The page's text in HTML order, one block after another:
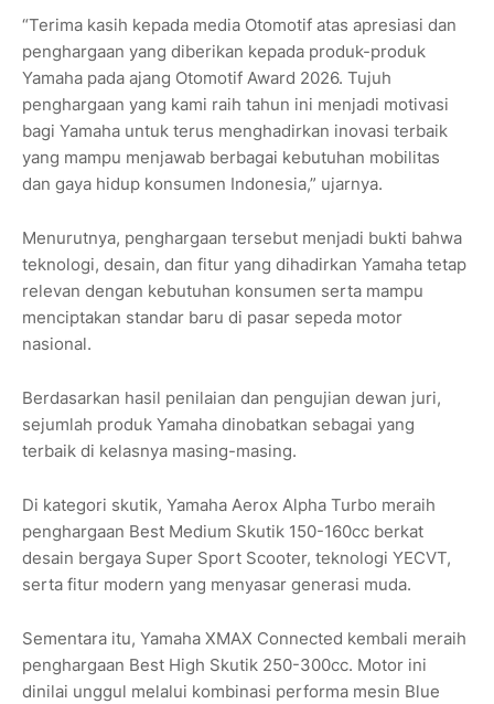
“Terima kasih kepada media Otomotif atas apresiasi dan
penghargaan yang diberikan kepada produk-produk
Yamaha pada ajang Otomotif Award 2026. Tujuh
penghargaan yang kami raih tahun ini menjadi motivasi
bagi Yamaha untuk terus menghadirkan inovasi terbaik
yang mampu menjawab berbagai kebutuhan mobilitas
dan gaya hidup konsumen Indonesia,” ujarnya.
Menurutnya, penghargaan tersebut menjadi bukti bahwa
teknologi, desain, dan fitur yang dihadirkan Yamaha tetap
relevan dengan kebutuhan konsumen serta mampu
menciptakan standar baru di pasar sepeda motor
nasional.
Berdasarkan hasil penilaian dan pengujian dewan juri,
sejumlah produk Yamaha dinobatkan sebagai yang
terbaik di kelasnya masing-masing.
Di kategori skutik, Yamaha Aerox Alpha Turbo meraih
penghargaan Best Medium Skutik 150-160cc berkat
desain bergaya Super Sport Scooter, teknologi YECVT,
serta fitur modern yang menyasar generasi muda.
Sementara itu, Yamaha XMAX Connected kembali meraih
penghargaan Best High Skutik 250-300cc. Motor ini
dinilai unggul melalui kombinasi performa mesin Blue